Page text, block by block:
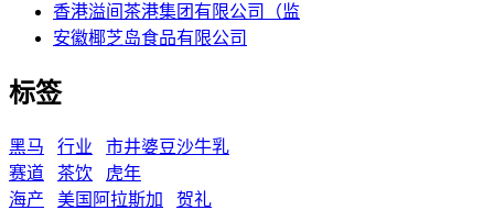
香港溢间茶港集团有限公司（监
安徽椰芝岛食品有限公司
标签
黑马 行业
市井婆豆沙牛乳
赛道
茶饮
虎年
海产
美国阿拉斯加
贺礼